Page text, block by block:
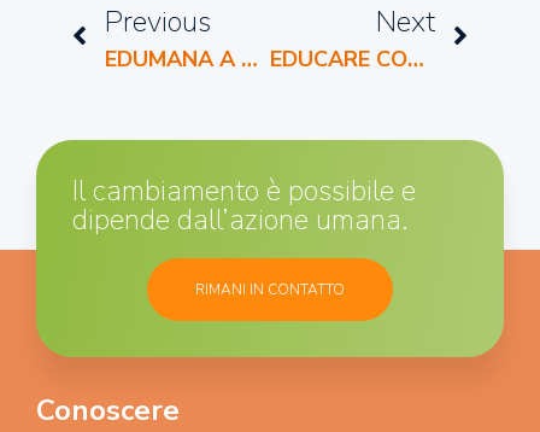
Previous
EDUMANA A RAI RADIO1
Next
EDUCARE CON IL DIALOGO!
Il cambiamento è possibile e
dipende dall’azione umana.
RIMANI IN CONTATTO
Conoscere